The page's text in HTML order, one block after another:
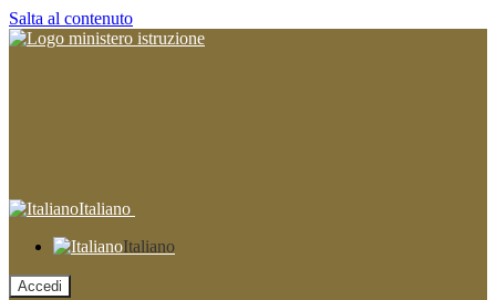
Salta al contenuto
Italiano
Italiano
Accedi